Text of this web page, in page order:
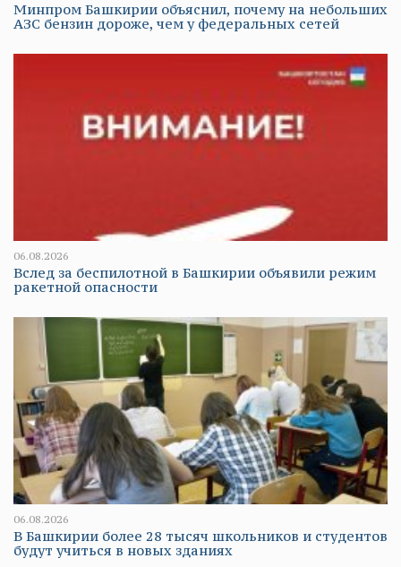
Минпром Башкирии объяснил, почему на небольших
АЗС бензин дороже, чем у федеральных сетей
06.08.2026
Вслед за беспилотной в Башкирии объявили режим
ракетной опасности
06.08.2026
В Башкирии более 28 тысяч школьников и студентов
будут учиться в новых зданиях